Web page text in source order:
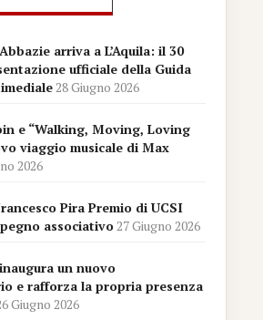
arriva a L’Aquila: il 30
ufficiale della Guida
28 Giugno 2026
e “Walking, Moving, Loving
viaggio musicale di Max
2026
Pira Premio di UCSI
associativo27 Giugno 2026
un nuovo
e rafforza la propria presenza
Giugno 2026